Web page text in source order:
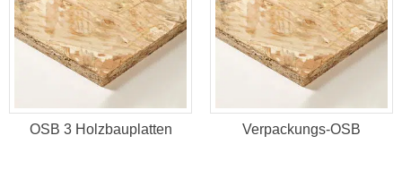
OSB 3 Holzbauplatten Verpackungs-OSB